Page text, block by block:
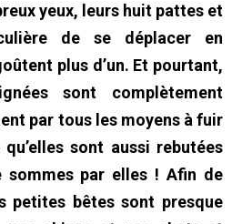
yeux, leurs huit pattes et
de se déplacer en
plus d’un. Et pourtant,
sont complètement
par tous les moyens à fuir
sont aussi rebutées
sommes par elles ! Afin de
petites bêtes sont presque